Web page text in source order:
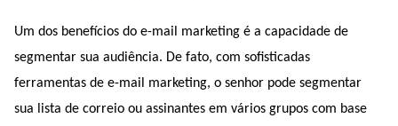
Um dos benefícios do e-mail marketing é a capacidade de
segmentar sua audiência. De fato, com sofisticadas
ferramentas de e-mail marketing, o senhor pode segmentar
sua lista de correio ou assinantes em vários grupos com base